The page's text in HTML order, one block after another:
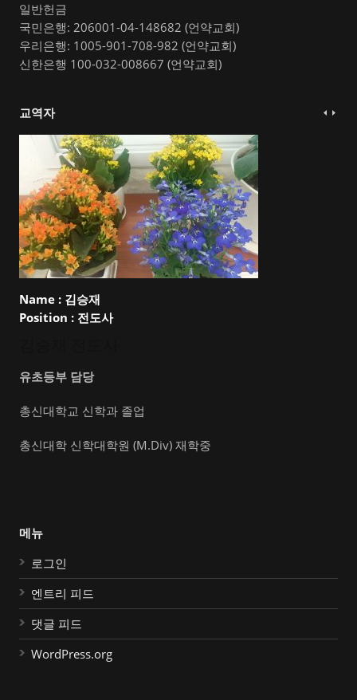
일반헌금
국민은행: 206001-04-148682 (언약교회)
우리은행: 1005-901-708-982 (언약교회)
신한은행 100-032-008667 (언약교회)
교역자
Name : 김승재
Position : 전도사
유초등부 담당
총신대학교 신학과 졸업
총신대학 신학대학원 (M.Div) 재학중
메뉴
로그인
엔트리 피드
댓글 피드
WordPress.org